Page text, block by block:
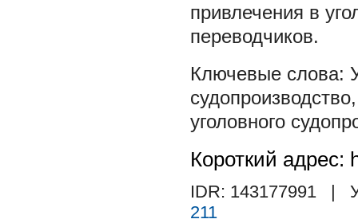
привлечения в
переводчиков.
судопроизводство
уголовного
Короткий адрес:
IDR: 143177991
|
211